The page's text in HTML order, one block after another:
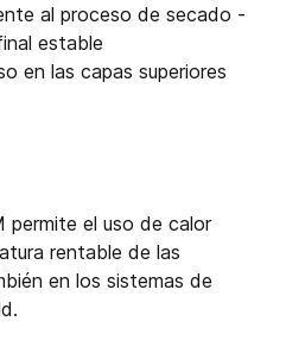
al proceso de secado -
estable
en las capas superiores
permite el uso de calor
rentable de las
en los sistemas de